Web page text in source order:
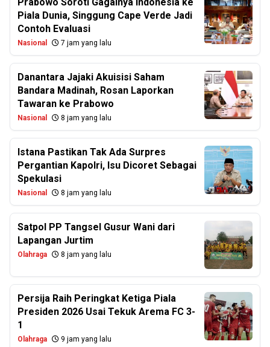
Piala Dunia, Singgung Cape Verde Jadi
Contoh Evaluasi
Nasional 7 jam yang lalu
Danantara Jajaki Akuisisi Saham
Bandara Madinah, Rosan Laporkan
Tawaran ke Prabowo
Nasional 8 jam yang lalu
Istana Pastikan Tak Ada Surpres
Pergantian Kapolri, Isu Dicoret Sebagai
Spekulasi
Nasional 8 jam yang lalu
Satpol PP Tangsel Gusur Wani dari
Lapangan Jurtim
Olahraga 8 jam yang lalu
Persija Raih Peringkat Ketiga Piala
Presiden 2026 Usai Tekuk Arema FC 3-
1
Olahraga 9 jam yang lalu